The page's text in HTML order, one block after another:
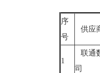
序
号
供应
1
联通
司